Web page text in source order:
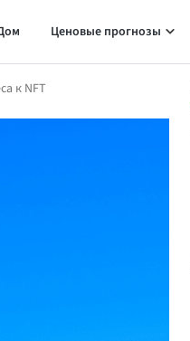
Ценовые прогнозы
к NFT